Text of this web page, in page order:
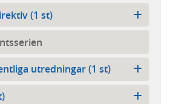
(1 st)
utredningar (1 st)